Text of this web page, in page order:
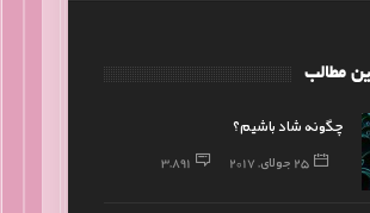
مطالب
چگونه شاد باشیم؟
25 جولای, 2017 3,891